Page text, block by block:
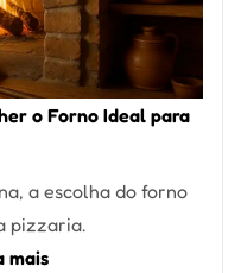
o Forno Ideal para
a escolha do forno
pizzaria.
mais: